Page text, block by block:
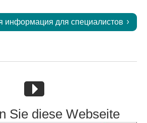
информация для специалистов
Sie diese Webseite